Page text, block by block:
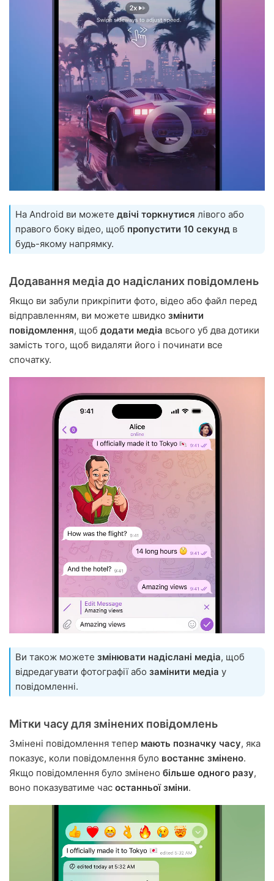
На Android ви можете двічі торкнутися лівого або
правого боку відео, щоб пропустити 10 секунд в
будь-якому напрямку.
Додавання медіа до надісланих повідомлень
Якщо ви забули прикріпити фото, відео або файл перед
відправленням, ви можете швидко змінити
повідомлення, щоб додати медіа всього уб два дотики
замість того, щоб видаляти його і починати все
спочатку.
Ви також можете змінювати надіслані медіа, щоб
відредагувати фотографії або замінити медіа у
повідомленні.
Мітки часу для змінених повідомлень
Змінені повідомлення тепер мають позначку часу, яка
показує, коли повідомлення було востаннє змінено.
Якщо повідомлення було змінено більше одного разу,
воно показуватиме час останньої зміни.